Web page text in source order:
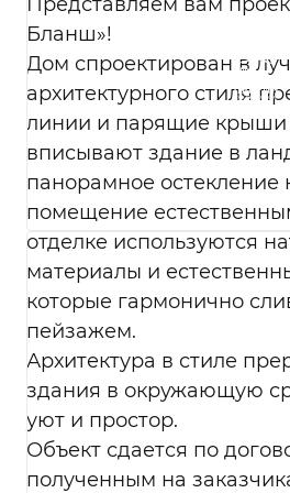
Бланш»!
Дом спроектирован в
архитектурного стиля
линии и парящие крыши
вписывают здание в
панорамное остекление
помещение
отделке используются
материалы и
которые гармонично
пейзажем.
Архитектура в стиле
здания в окружающую
уют и простор.
Объект сдается по
полученным на
персональных данных.
данными, на совершение
мое согласие, общее
используемых
обработки в соответствии
Федерального закона от
ФЗ «О персональных
обработки с
будут совершены
сбор; запись;
изменение);
обезличивание; удаление;
Согласие дается, в том
возможные
оповещения (в т. ч.
информационных
маркетинговых
специальных